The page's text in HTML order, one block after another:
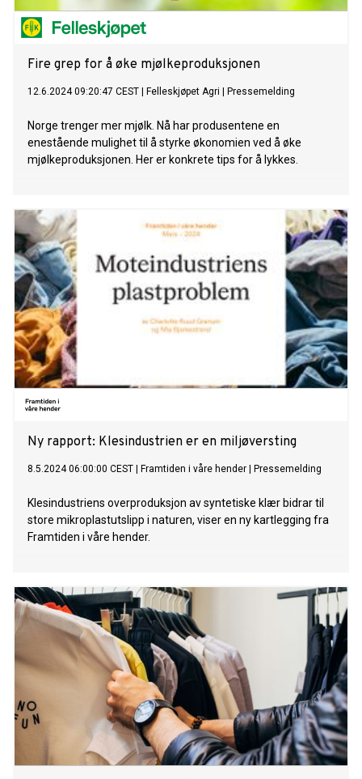
Fire grep for å øke mjølkeproduksjonen
12.6.2024 09:20:47 CEST Felleskjøpet Agri Pressemelding
Norge trenger mer mjølk. Nå har produsentene en
enestående mulighet til å styrke økonomien ved å øke
mjølkeproduksjonen. Her er konkrete tips for å lykkes.
Ny rapport: Klesindustrien er en miljøversting
8.5.2024 06:00:00 CEST Framtiden i våre hender Pressemelding
Klesindustriens overproduksjon av syntetiske klær bidrar til
store mikroplastutslipp i naturen, viser en ny kartlegging fra
Framtiden i våre hender.